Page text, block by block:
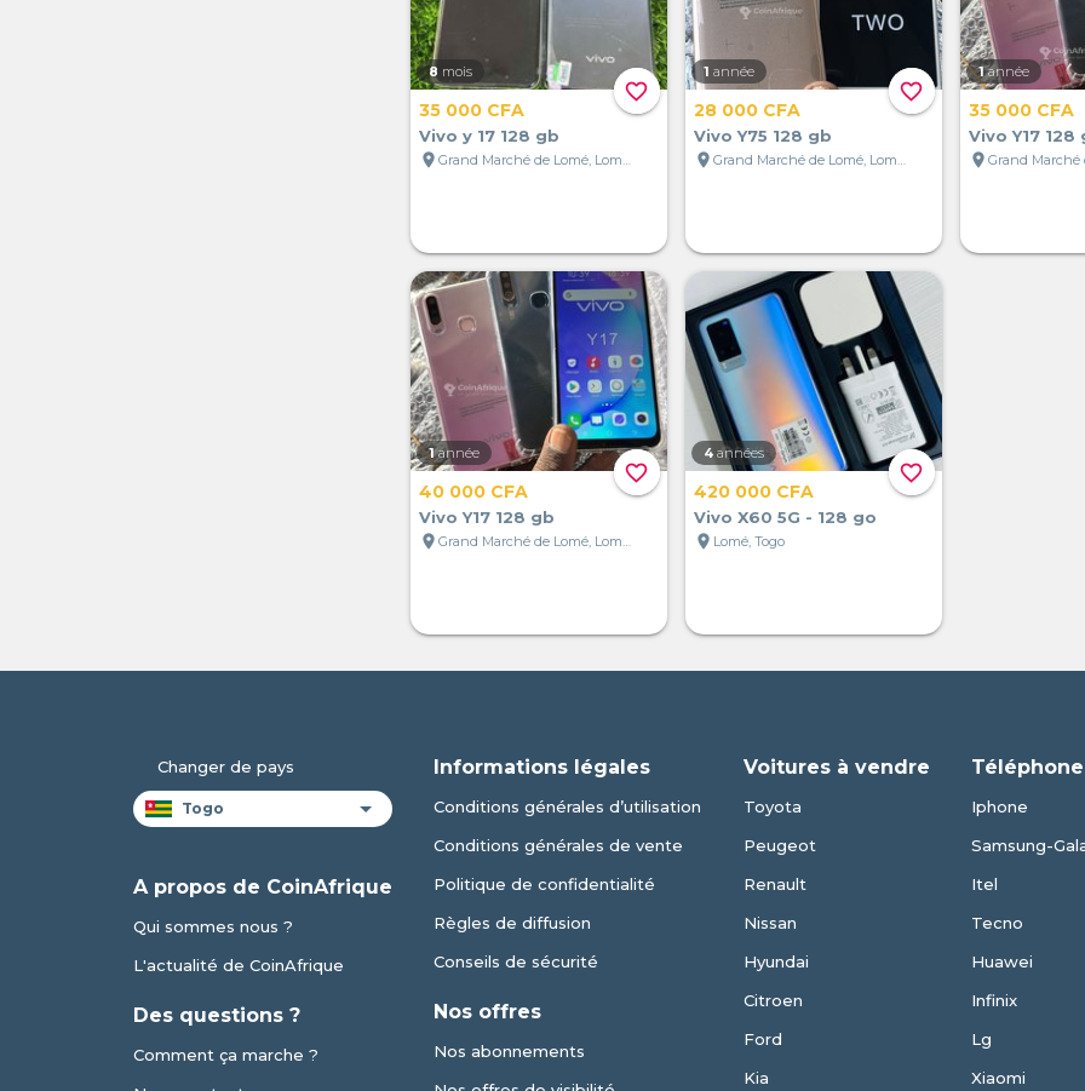
favorite_border
8 mois
35 000 CFA
Vivo y 17 128 gb
location_on
Grand Marché de Lomé, Lomé, Togo
favorite_border
1 année
28 000 CFA
Vivo Y75 128 gb
location_on
Grand Marché de Lomé, Lomé, Togo
1 année
35 000 CFA
Vivo Y17 128
location_on
favorite_border
1 année
40 000 CFA
Vivo Y17 128 gb
location_on
Grand Marché de Lomé, Lomé, Togo
favorite_border
4 années
420 000 CFA
Vivo X60 5G - 128 go
location_on Lomé, Togo
Changer de pays
A propos de CoinAfrique
Qui sommes nous ?
L'actualité de CoinAfrique
Des questions ?
Comment ça marche ?
Informations légales
Conditions générales d’utilisation
Conditions générales de vente
Politique de confidentialité
Règles de diffusion
Conseils de sécurité
Nos offres
Nos abonnements
Voitures à vendre
Toyota
Peugeot
Renault
Nissan
Hyundai
Citroen
Ford
Kia
Iphone
Samsung-
Itel
Tecno
Huawei
Infinix
Lg
Xiaomi